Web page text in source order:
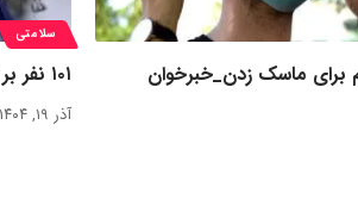
برای ماسک زدن_خبرخوان
سلامتی
۱۰۱ نفر بر تاثییر آنفلوانزا جان باختند_خبرخوان
آذر ۱۹, ۱۴۰۴